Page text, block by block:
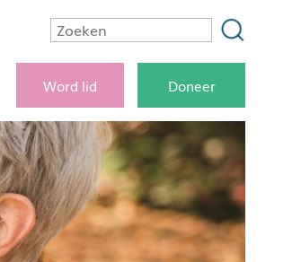
Word lid Doneer